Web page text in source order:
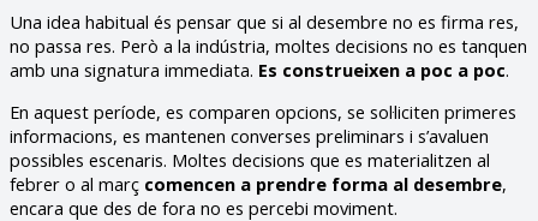
Una idea habitual és pensar que si al desembre no es firma res,
no passa res. Però a la indústria, moltes decisions no es tanquen
amb una signatura immediata. Es construeixen a poc a poc.
En aquest període, es comparen opcions, se sol·liciten primeres
informacions, es mantenen converses preliminars i s’avaluen
possibles escenaris. Moltes decisions que es materialitzen al
febrer o al març comencen a prendre forma al desembre,
encara que des de fora no es percebi moviment.